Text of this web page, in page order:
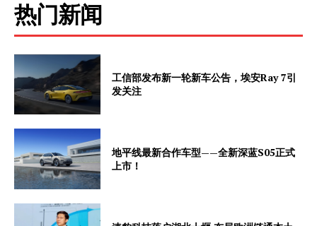
热门新闻
工信部发布新一轮新车公告，埃安Ray 7引
发关注
地平线最新合作车型——全新深蓝S05正式
上市！